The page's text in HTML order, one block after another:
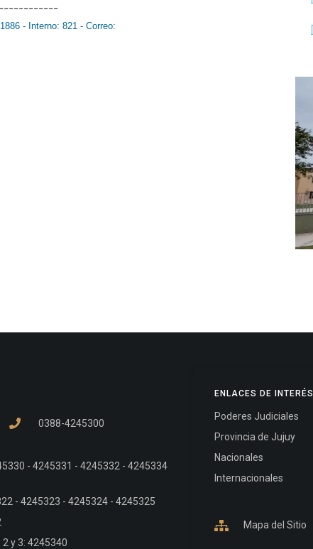
- Interno: 821 - Correo:
0388-4245300
- 4245331 - 4245332 - 4245334
- 4245323 - 4245324 - 4245325
y 3: 4245340
ENLACES DE INTERÉS
Poderes Judiciales
Provincia de Jujuy
Nacionales
Internacionales
Mapa del Sitio